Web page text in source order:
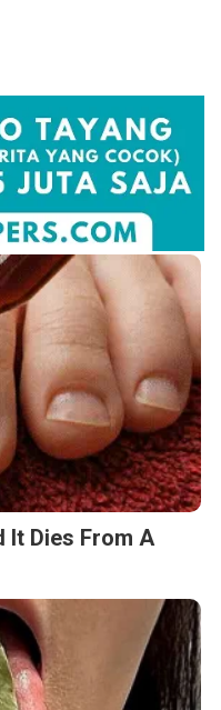
It Dies From A